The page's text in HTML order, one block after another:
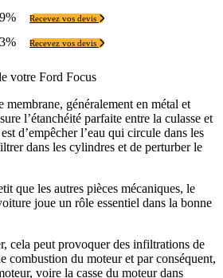
Recevez vos devis
Recevez vos devis
votre Ford Focus
membrane, généralement en métal et
l’étanchéité parfaite entre la culasse et
d’empêcher l’eau qui circule dans les
dans les cylindres et de perturber le
que les autres pièces mécaniques, le
joue un rôle essentiel dans la bonne
cela peut provoquer des infiltrations de
combustion du moteur et par conséquent,
voire la casse du moteur dans